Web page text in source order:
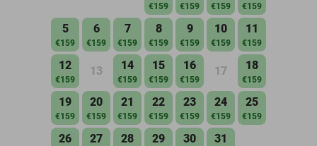
€159 €159 €159 €159
5
€159
6
€159
7
€159
8
€159
9
€159
10
€159
11
€159
12
€159
13 14
€159
15
€159
16
€159
17 18
€159
19
€159
20
€159
21
€159
22
€159
23
€159
24
€159
25
€159
26 27 28 29 30 31